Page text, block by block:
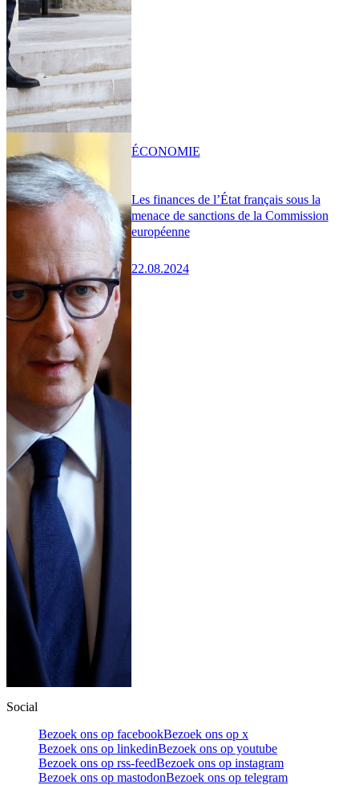
Les finances de l’État français sous la
menace de sanctions de la Commission
européenne
22.08.2024
ÉCONOMIE
Social
Bezoek ons op facebookBezoek ons op x
Bezoek ons op linkedinBezoek ons op youtube
Bezoek ons op rss-feedBezoek ons op instagram
Bezoek ons op mastodonBezoek ons op telegram